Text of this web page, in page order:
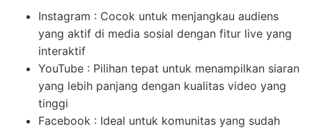
Instagram : Cocok untuk menjangkau audiens
yang aktif di media sosial dengan fitur live yang
interaktif
YouTube : Pilihan tepat untuk menampilkan siaran
yang lebih panjang dengan kualitas video yang
tinggi
Facebook : Ideal untuk komunitas yang sudah